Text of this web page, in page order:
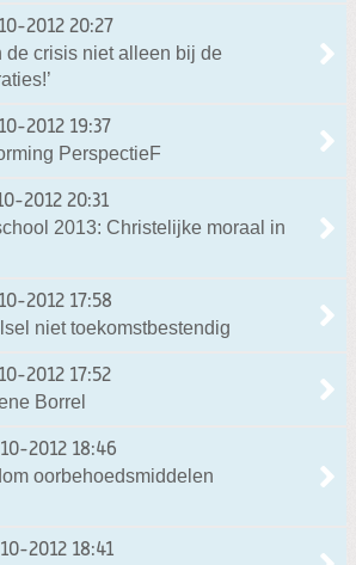
2012 20:27
de crisis niet alleen bij de
2012 19:37
PerspectieF
2012 20:31
2013: Christelijke moraal in
2012 17:58
niet toekomstbestendig
2012 17:52
Borrel
2012 18:46
oorbehoedsmiddelen
2012 18:41